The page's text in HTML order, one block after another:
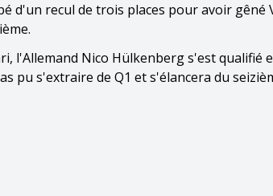
d'un recul de trois places pour avoir
l'Allemand Nico Hülkenberg s'est qualifié
pu s'extraire de Q1 et s'élancera du